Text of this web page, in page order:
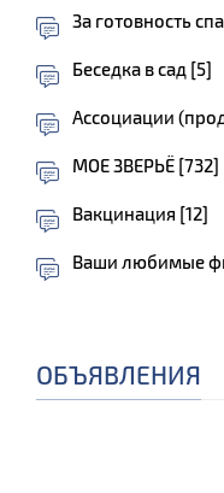
За готовность
Беседка в сад [5]
Ассоциации
МОЕ ЗВЕРЬЁ [732]
Вакцинация [12]
Ваши любимые
ОБЪЯВЛЕНИЯ